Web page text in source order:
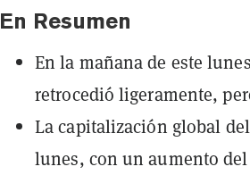
En Resumen
En la mañana de este
retrocedió ligeramente,
La capitalización global
lunes, con un aumento